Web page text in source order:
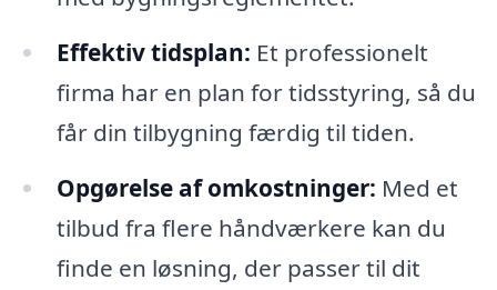
Effektiv tidsplan: Et professionelt
firma har en plan for tidsstyring, så du
får din tilbygning færdig til tiden.
Opgørelse af omkostninger: Med et
tilbud fra flere håndværkere kan du
finde en løsning, der passer til dit